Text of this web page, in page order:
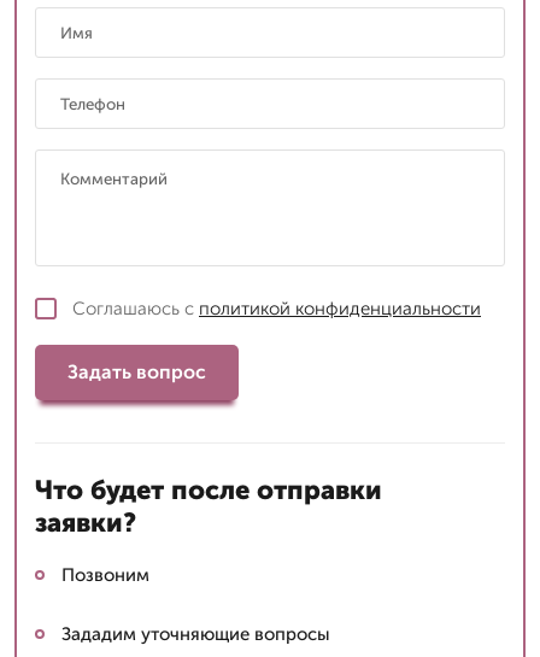
Соглашаюсь с политикой конфиденциальности
Задать вопрос
Что будет после отправки
заявки?
Позвоним
Зададим уточняющие вопросы